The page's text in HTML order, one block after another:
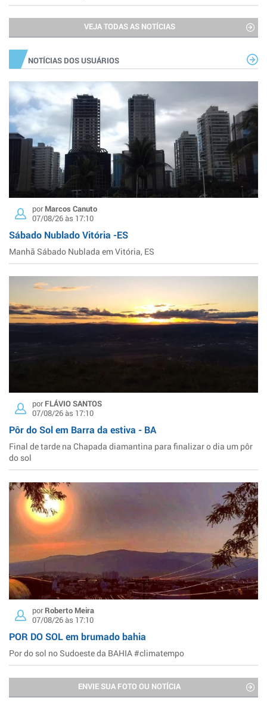
VEJA TODAS AS NOTÍCIAS
NOTÍCIAS DOS USUÁRIOS
porMarcos Canuto
07/08/26 às 17:10
Sábado Nublado Vitória -ES
Manhã Sábado Nublada em Vitória, ES
porFLÁVIO SANTOS
07/08/26 às 17:10
Pôr do Sol em Barra da estiva - BA
Final de tarde na Chapada diamantina para finalizar o dia um pôr
do sol
porRoberto Meira
07/08/26 às 17:10
POR DO SOL em brumado bahia
Por do sol no Sudoeste da BAHIA #climatempo
ENVIE SUA FOTO OU NOTÍCIA